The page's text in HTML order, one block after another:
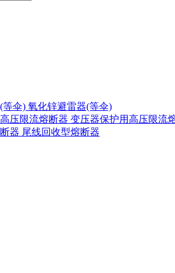
氧化锌避雷器(等伞)
变压器保护用高压限流
尾线回收型熔断器